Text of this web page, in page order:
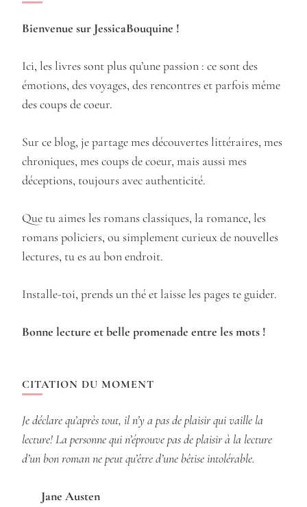
Bienvenue sur JessicaBouquine !
Ici, les livres sont plus qu’une passion : ce sont des
émotions, des voyages, des rencontres et parfois même
des coups de coeur.
Sur ce blog, je partage mes découvertes littéraires, mes
chroniques, mes coups de coeur, mais aussi mes
déceptions, toujours avec authenticité.
Que tu aimes les romans classiques, la romance, les
romans policiers, ou simplement curieux de nouvelles
lectures, tu es au bon endroit.
Installe-toi, prends un thé et laisse les pages te guider.
Bonne lecture et belle promenade entre les mots !
CITATION DU MOMENT
Je déclare qu’après tout, il n’y a pas de plaisir qui vaille la
lecture! La personne qui n’éprouve pas de plaisir à la lecture
d’un bon roman ne peut qu’être d’une bêtise intolérable.
Jane Austen